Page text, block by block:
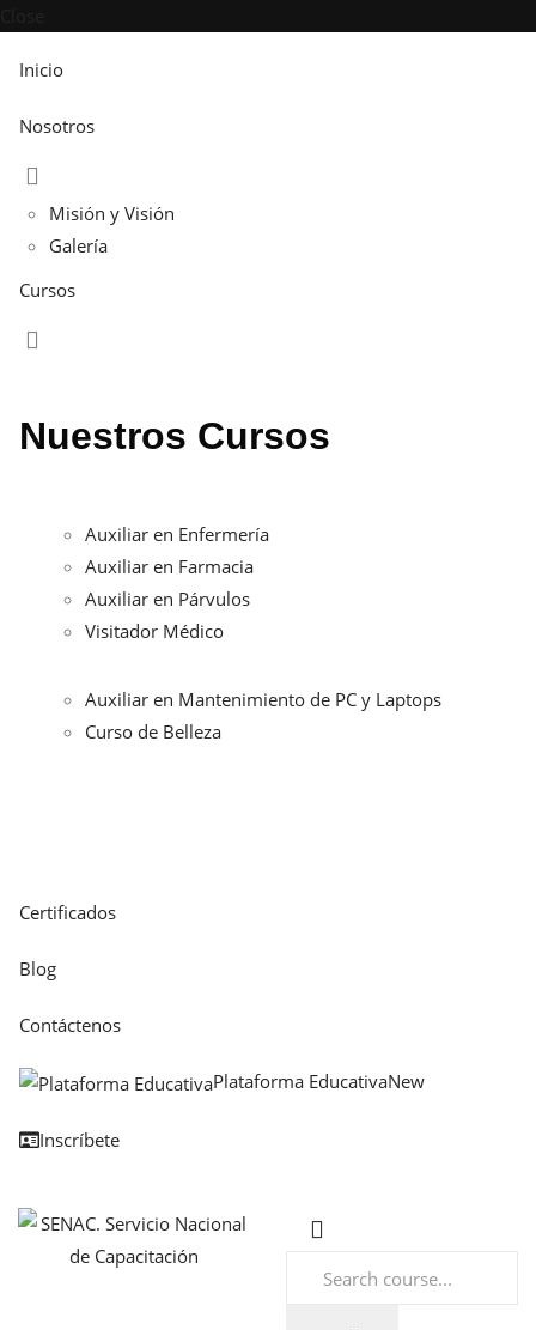
Inicio
Nosotros
Misión y Visión
Galería
Cursos
Nuestros Cursos
Auxiliar en Enfermería
Auxiliar en Farmacia
Auxiliar en Párvulos
Visitador Médico
Auxiliar en Mantenimiento de PC y Laptops
Curso de Belleza
Certificados
Blog
Contáctenos
Plataforma EducativaNew
Inscríbete